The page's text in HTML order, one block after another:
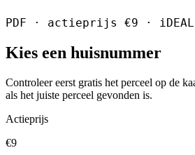
PDF · actieprijs €9 · iDEAL
Kies een huisnummer
Controleer eerst gratis het perceel op de
als het juiste perceel gevonden is.
Actieprijs
€9